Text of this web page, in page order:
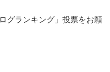
グランキング」投票をお願